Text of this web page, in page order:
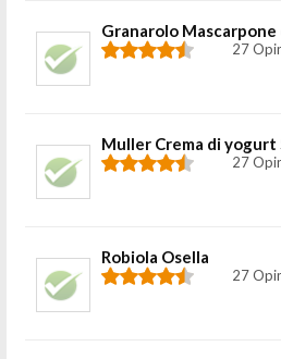
Granarolo Mascarpone
27
Muller Crema di
27
Robiola Osella
27